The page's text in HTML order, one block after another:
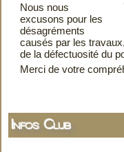
Infos Club
Nous nous
excusons pour les
désagréments
causés par les
de la défectuosité du
Merci de votre